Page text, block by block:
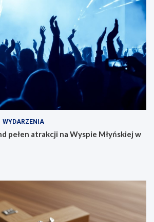
WYDARZENIA
pełen atrakcji na Wyspie Młyńskiej w